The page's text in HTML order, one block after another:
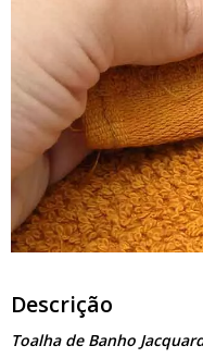
Descrição
Toalha de Banho